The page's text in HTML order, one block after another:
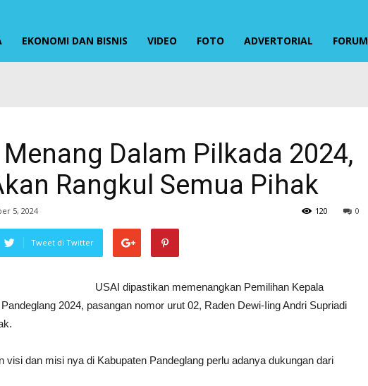
EKONOMI DAN BISNIS VIDEO FOTO ADVERTORIAL FORUM
Dalam Pilkada 2024,
Rangkul Semua Pihak
5, 2024 0
120
Tweet di Twitter
USAI dipastikan memenangkan Pemilihan Kepala
2024, pasangan nomor urut 02, Raden Dewi-Iing Andri Supriadi
visi dan misi nya di Kabupaten Pandeglang perlu adanya dukungan dari